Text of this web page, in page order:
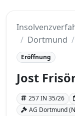
Dortmund
Eröffnung
Jost
257 IN 35/26
AG Dortmund